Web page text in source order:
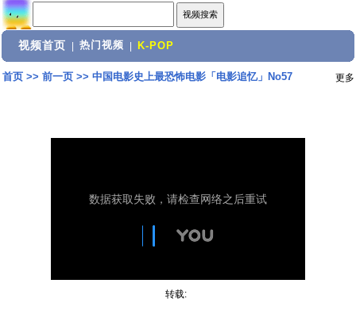
视频首页 热门视频 K-POP
首页>> 前一页>> 中国电影史上最恐怖电影「电影追忆」No57 更多
转载: